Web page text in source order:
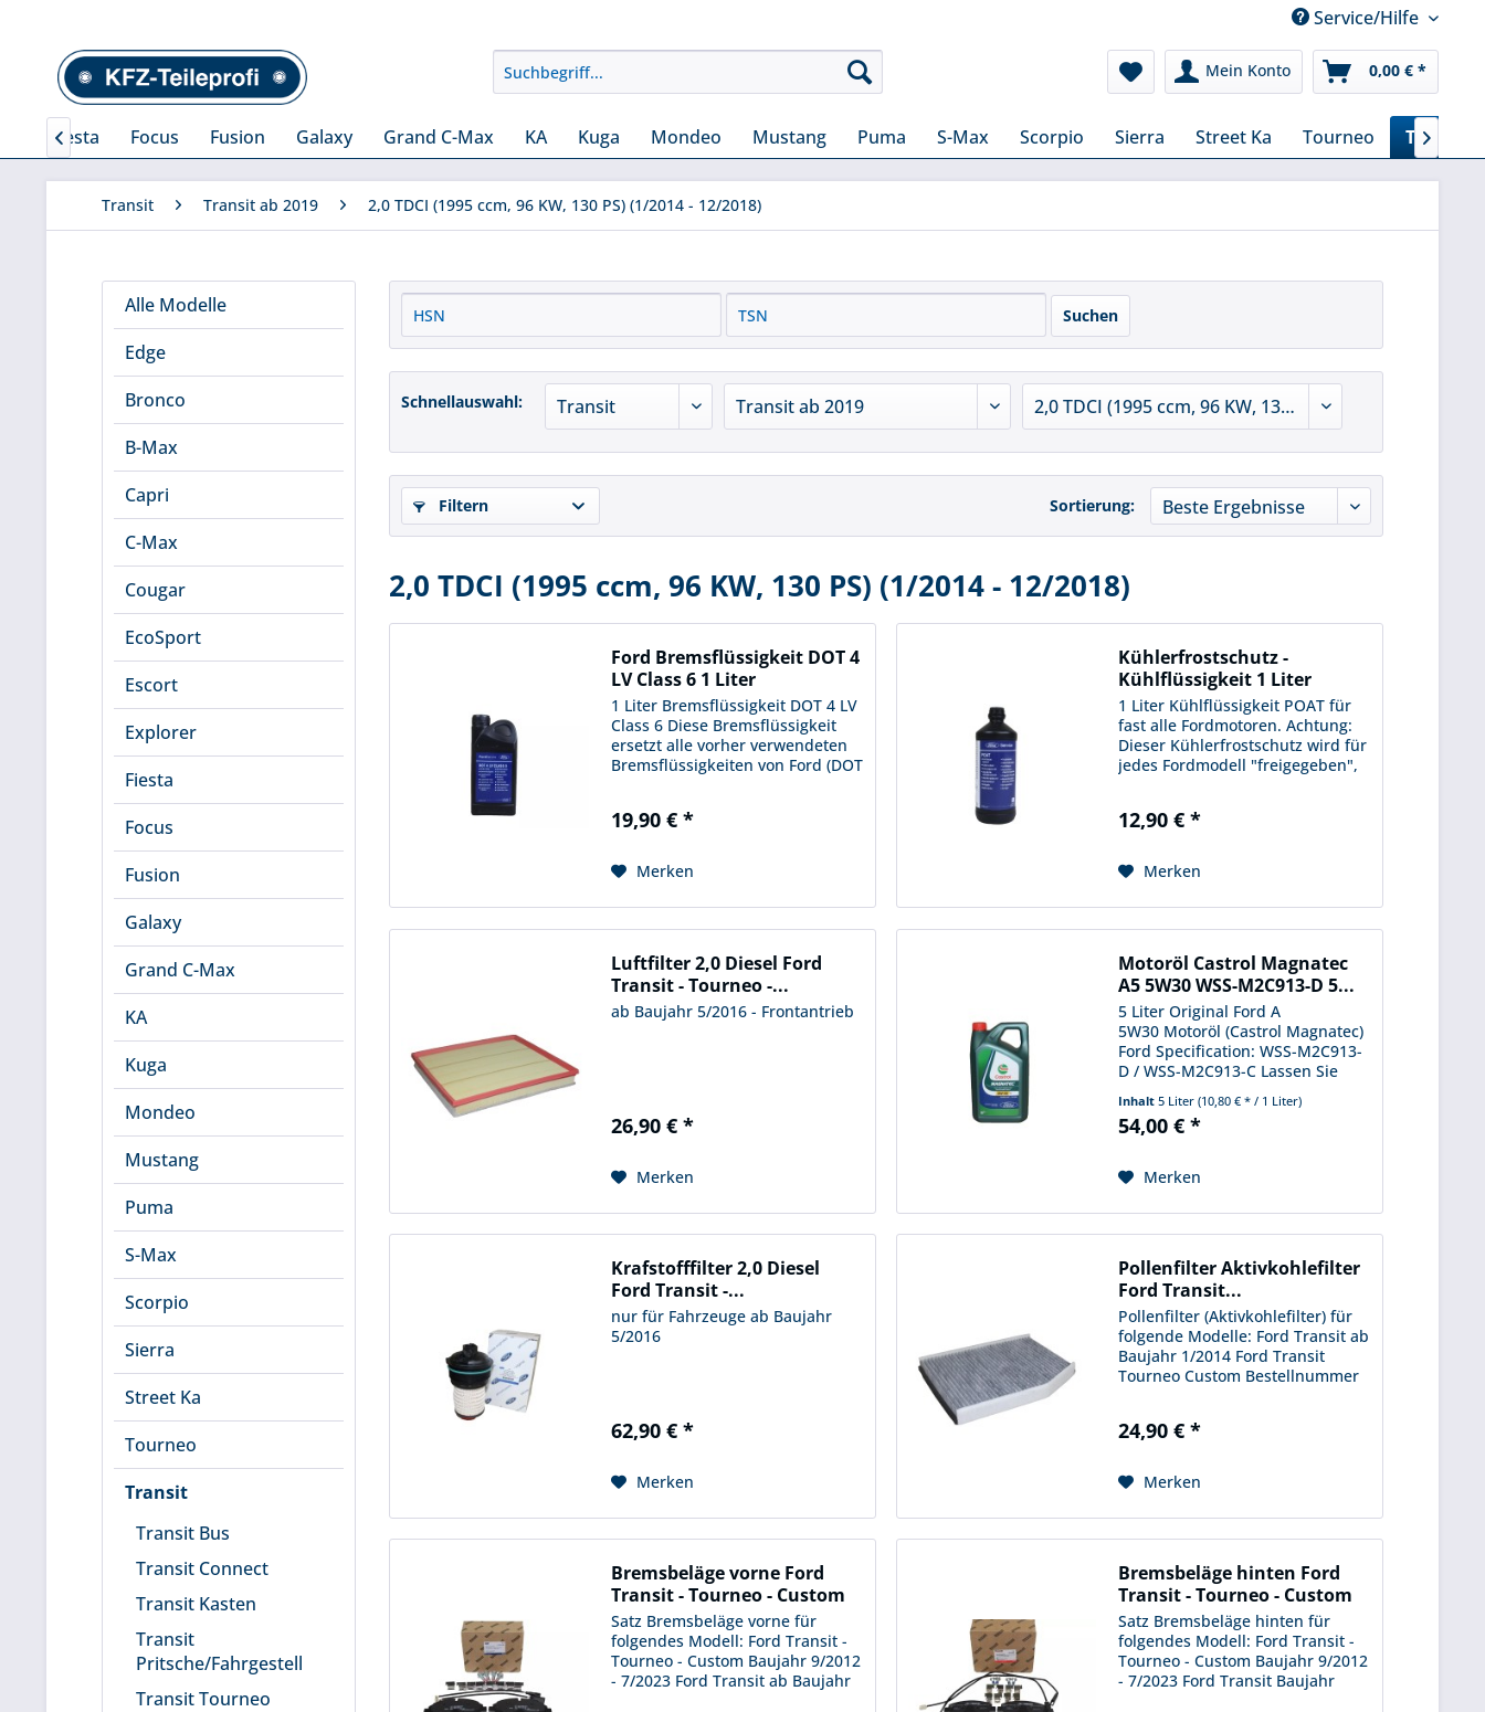
Service/Hilfe
Mein Konto 0,00 € *
Fiesta Focus Fusion Galaxy Grand C-Max KA Kuga Mondeo Mustang Puma S-Max Scorpio Sierra Street Ka Tourneo Transit
 
Transit Transit ab 2019 2,0 TDCI (1995 ccm, 96 KW, 130 PS) (1/2014 - 12/2018)
Alle Modelle
Edge
Bronco
B-Max
Capri
C-Max
Cougar
EcoSport
Escort
Explorer
Fiesta
Focus
Fusion
Galaxy
Grand C-Max
KA
Kuga
Mondeo
Mustang
Puma
S-Max
Scorpio
Sierra
Street Ka
Tourneo
Transit
Transit Bus
Transit Connect
Transit Kasten
Transit
Pritsche/Fahrgestell
Transit Tourneo
Schnellauswahl:
Filtern Sortierung:
2,0 TDCI (1995 ccm, 96 KW, 130 PS) (1/2014 - 12/2018)
Ford Bremsflüssigkeit DOT 4
LV Class 6 1 Liter
1 Liter Bremsflüssigkeit DOT 4 LV
Class 6 Diese Bremsflüssigkeit
ersetzt alle vorher verwendeten
Bremsflüssigkeiten von Ford (DOT
2792 362 Ford Spefification WSS-
19,90 € *
Merken
Kühlerfrostschutz -
Kühlflüssigkeit 1 Liter
1 Liter Kühlflüssigkeit POAT für
fast alle Fordmotoren. Achtung:
Dieser Kühlerfrostschutz wird für
jedes Fordmodell "freigegeben",
erfolgt immer auf eigene Gefahr,
12,90 € *
Merken
Luftfilter 2,0 Diesel Ford
Transit - Tourneo -...
ab Baujahr 5/2016 - Frontantrieb
26,90 € *
Merken
Motoröl Castrol Magnatec
A5 5W30 WSS-M2C913-D 5...
5 Liter Original Ford A
5W30 Motoröl (Castrol Magnatec)
Ford Specification: WSS-M2C913-
D / WSS-M2C913-C Lassen Sie
dem Kauf die Passgenauigkeit
per Fahrgestellnummer
verpflichtet sich...
Inhalt5 Liter(10,80 € * / 1 Liter)
54,00 € *
Merken
Krafstofffilter 2,0 Diesel
Ford Transit -...
nur für Fahrzeuge ab Baujahr
5/2016
62,90 € *
Merken
Pollenfilter Aktivkohlefilter
Ford Transit...
Pollenfilter (Aktivkohlefilter) für
folgende Modelle: Ford Transit ab
Baujahr 1/2014 Ford Transit
Tourneo Custom Bestellnummer
24,90 € *
Merken
Bremsbeläge vorne Ford
Transit - Tourneo - Custom
Satz Bremsbeläge vorne für
folgendes Modell: Ford Transit -
Tourneo - Custom Baujahr 9/2012
- 7/2023 Ford Transit ab Baujahr
Bremsbeläge hinten Ford
Transit - Tourneo - Custom
Satz Bremsbeläge hinten für
folgendes Modell: Ford Transit -
Tourneo - Custom Baujahr 9/2012
- 7/2023 Ford Transit Baujahr